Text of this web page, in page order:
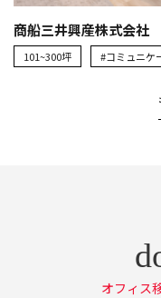
商船三井興産株式会社
101~300坪 #コミュニケ
オフィス